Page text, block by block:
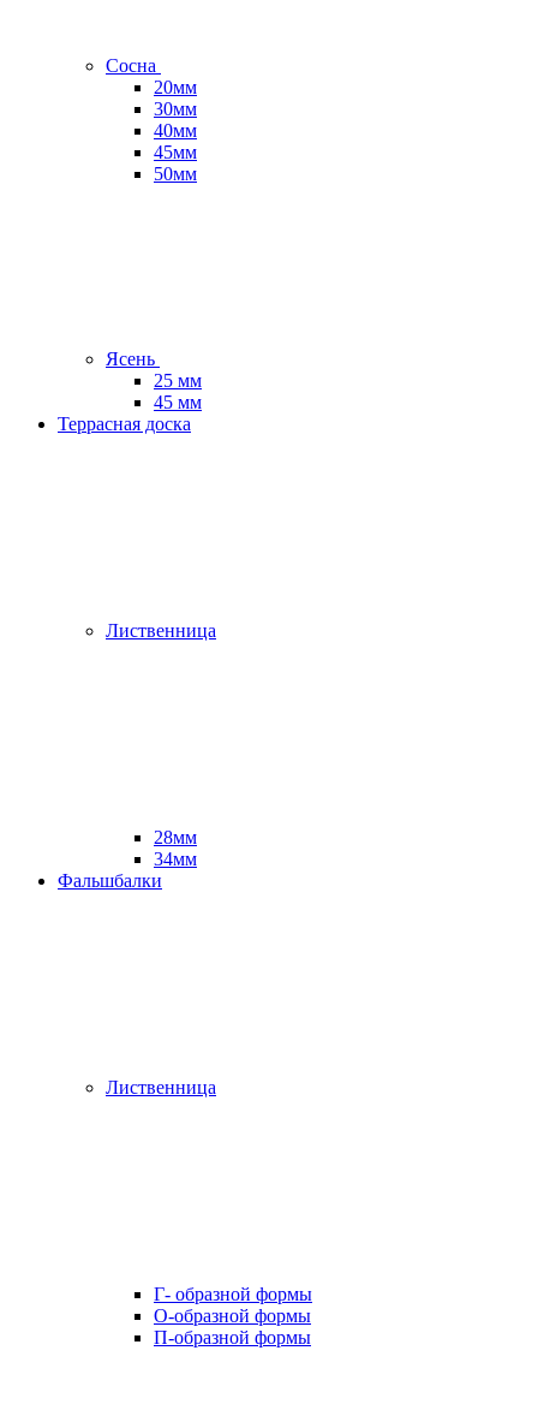
Сосна
20мм
30мм
40мм
45мм
50мм
Ясень
25 мм
45 мм
Террасная доска
Лиственница
28мм
34мм
Фальшбалки
Лиственница
Г- образной формы
О-образной формы
П-образной формы